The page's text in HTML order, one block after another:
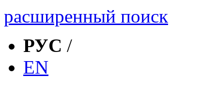
расширенный поиск
РУС /
EN